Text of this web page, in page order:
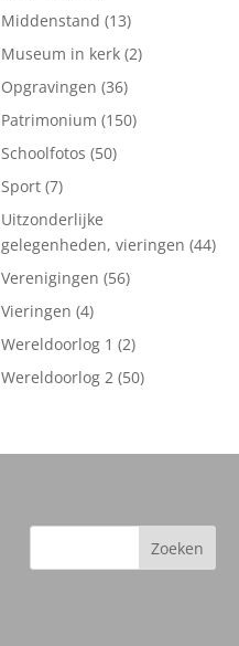
producten
Middenstand 1313
producten
Museum in kerk 22
Opgravingen 3636
producten
Patrimonium 150150
Schoolfotos 5050
Sport 77
producten
Uitzonderlijke
gelegenheden, vieringen 4444
Verenigingen 5656
Vieringen 44
producten
Wereldoorlog 1 22
producten
Wereldoorlog 2 5050